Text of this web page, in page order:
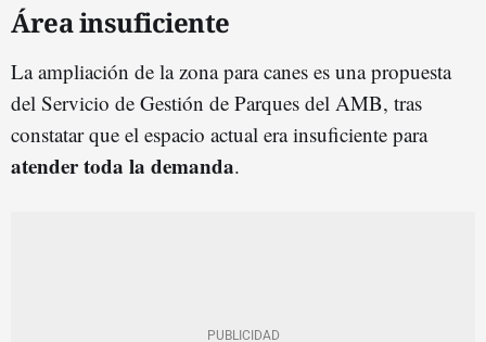
Área insuficiente
La ampliación de la zona para canes es una propuesta
del Servicio de Gestión de Parques del AMB, tras
constatar que el espacio actual era insuficiente para
atender toda la demanda.